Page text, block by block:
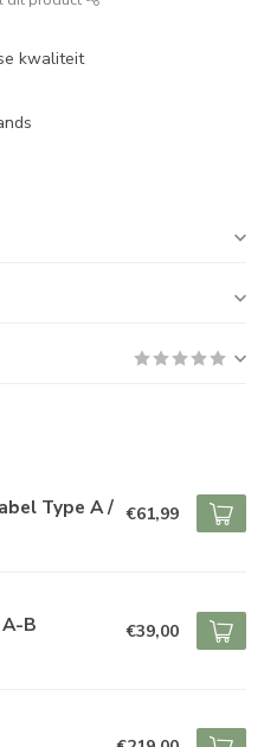
kwaliteit
Type A / €61,99
B €39,00